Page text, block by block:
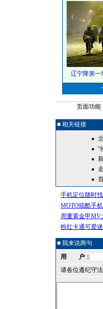
辽宁降第一
页面功能
■ 相关链接
“
■ 我来说两句
用 户：
请各位遵纪守